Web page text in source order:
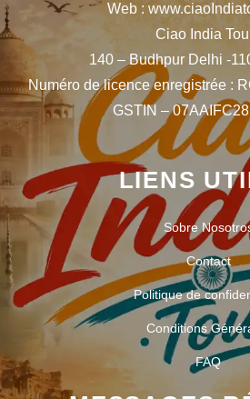
Web :
Ciao India
140 – Budhpur Delhi -
Numéro de licence enregistrée :
GSTIN –
LIENS
Sobre
Contact
Politique de
Conditions
FAQ